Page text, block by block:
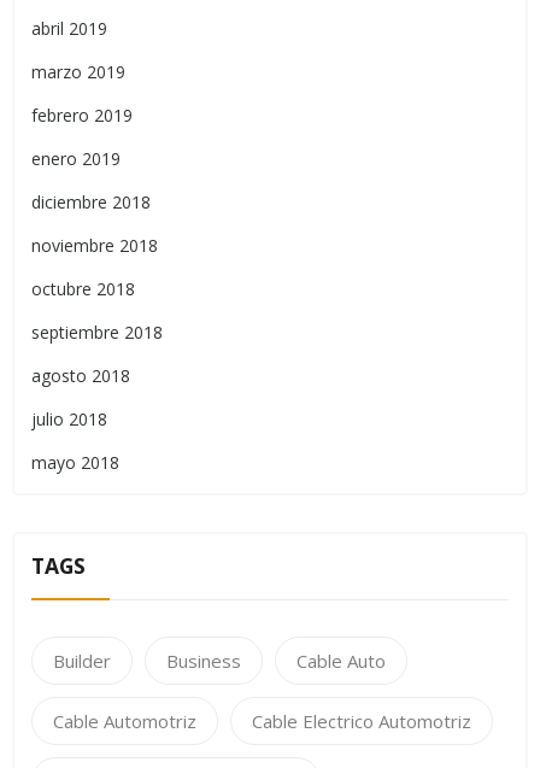
abril 2019
marzo 2019
febrero 2019
enero 2019
diciembre 2018
noviembre 2018
octubre 2018
septiembre 2018
agosto 2018
julio 2018
mayo 2018
TAGS
Builder Business Cable Auto
Cable Automotriz Cable Electrico Automotriz